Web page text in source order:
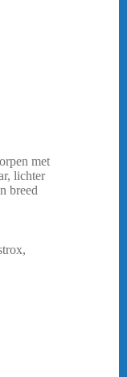
met
lichter
breed
,